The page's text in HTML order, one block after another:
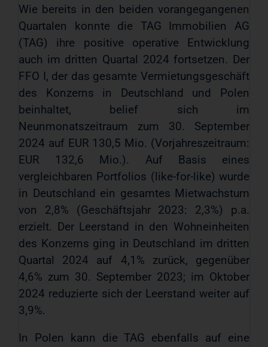
Wie bereits in den beiden vorangegangenen
Quartalen konnte die TAG Immobilien AG
(TAG) ihre positive operative Entwicklung
auch im dritten Quartal 2024 fortsetzen. Der
FFO I, der das gesamte Vermietungsgeschäft
des Konzerns in Deutschland und Polen
beinhaltet, belief sich im
Neunmonatszeitraum zum 30. September
2024 auf EUR 130,5 Mio. (Vorjahreszeitraum:
EUR 132,6 Mio.). Auf Basis eines
vergleichbaren Portfolios (like-for-like) wurde
in Deutschland ein gesamtes Mietwachstum
von 2,8% (Geschäftsjahr 2023: 2,3%) p.a.
erzielt. Der Leerstand in den Wohneinheiten
des Konzerns ging in Deutschland im dritten
Quartal 2024 auf 4,1% zurück, gegenüber
4,6% zum 30. September 2023; im Oktober
2024 reduzierte sich der Leerstand weiter auf
3,9%.
In Polen kann die TAG ebenfalls auf eine